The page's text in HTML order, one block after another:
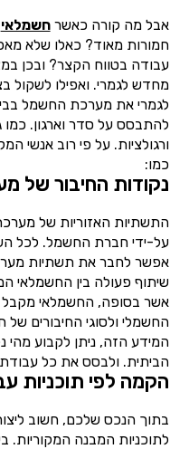
אבל מה קורה כאשרחשמלאי
חמורות מאוד? כאלו שלא
עבודה בטווח הקצר? ובכן
מחדש לגמרי. ואפילו לשקול
לגמרי את מערכת החשמל
להתבסס על סדר וארגון. כמו
ורגולציות. על פי רוב אנשי
כמו:
נקודות החיבור של
התשתיות האזוריות של
על-ידי חברת החשמל. לכל
אפשר לחבר את תשתיות
שיתוף פעולה בין החשמלאי
אשר בסופה, החשמלאי
החשמלי ולסוגי החיבורים
המידע הזה, ניתן לקבוע
הביתית. ולבסס את כל
הקמה לפי תוכניות
בתוך הנכס שלכם, חשוב
לתוכניות המבנה המקוריות.